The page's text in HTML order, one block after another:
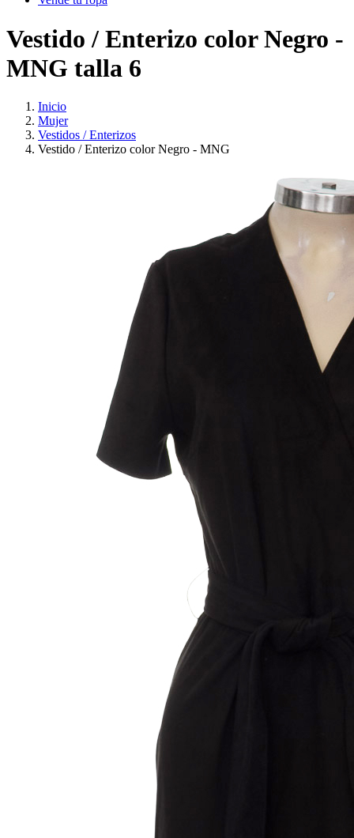
Vestido / Enterizo color Negro -
MNG talla 6
Inicio
Mujer
Vestidos / Enterizos
Vestido / Enterizo color Negro - MNG